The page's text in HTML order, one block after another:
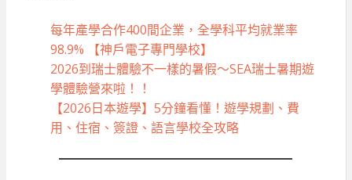
每年產學合作400間企業，全學科平均就業率
98.9% 【神戶電子專門學校】
2026到瑞士體驗不一樣的暑假～SEA瑞士暑期遊
學體驗營來啦！！
【2026日本遊學】5分鐘看懂！遊學規劃、費
用、住宿、簽證、語言學校全攻略